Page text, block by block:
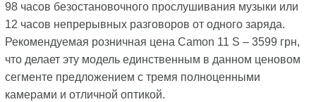
98 часов безостановочного прослушивания музыки или
12 часов непрерывных разговоров от одного заряда.
Рекомендуемая розничная цена Camon 11 S – 3599 грн,
что делает эту модель единственным в данном ценовом
сегменте предложением с тремя полноценными
камерами и отличной оптикой.